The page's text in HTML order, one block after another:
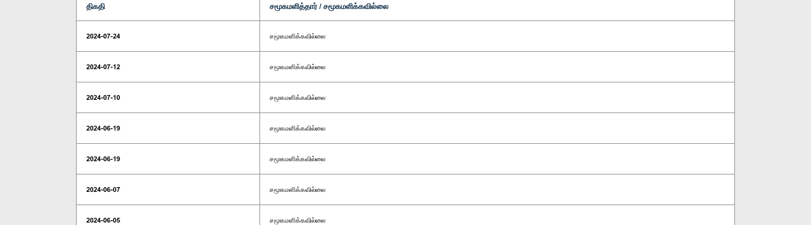
திகதி சமூகமளித்தார் / சமூகமளிக்கவில்லை
2024-07-24 சமூகமளிக்கவில்லை
2024-07-12 சமூகமளிக்கவில்லை
2024-07-10 சமூகமளிக்கவில்லை
2024-06-19 சமூகமளிக்கவில்லை
2024-06-19 சமூகமளிக்கவில்லை
2024-06-07 சமூகமளிக்கவில்லை
2024-06-05 சமூகமளிக்கவில்லை